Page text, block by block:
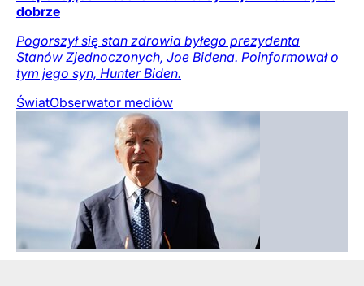
dobrze
Pogorszył się stan zdrowia byłego prezydenta
Stanów Zjednoczonych, Joe Bidena. Poinformował o
tym jego syn, Hunter Biden.
ŚwiatObserwator mediów